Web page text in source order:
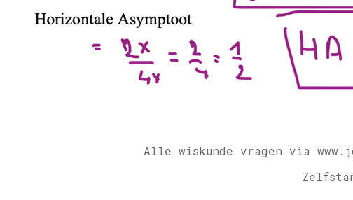
Alle wiskunde vragen via